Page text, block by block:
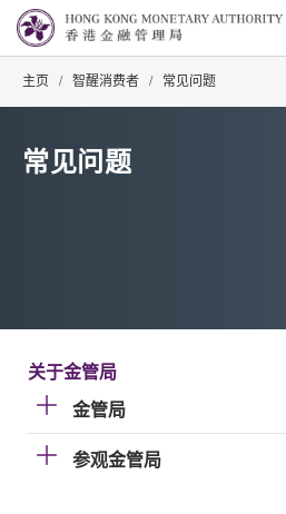
主页 / 智醒消费者 / 常见问题
常见问题
关于金管局
金管局
参观金管局